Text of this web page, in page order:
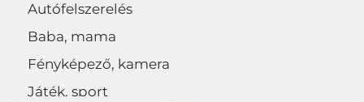
Autófelszerelés
Baba, mama
Fényképező, kamera
Játék, sport